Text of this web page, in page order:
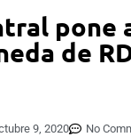
pone
de
9, 2020 No